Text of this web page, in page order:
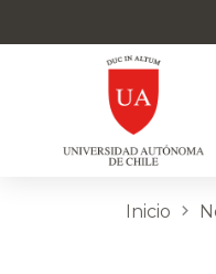
Inicio